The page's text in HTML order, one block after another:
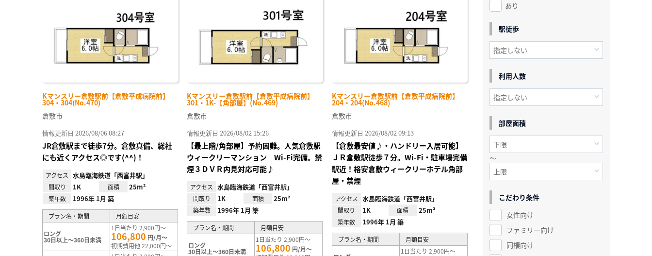
Kマンスリー倉敷駅前【倉敷平成病院前】
304・304(No.470)
倉敷市
情報更新日 2026/08/06 08:27
JR倉敷駅まで徒歩7分。倉敷真備、総社
にも近くアクセス◎です(^^)！
アクセス 水島臨海鉄道「西富井駅」
間取り 1K 面積 25m²
築年数 1996年 1月 築
プラン名・期間 月額目安
ロング
30日以上～360日未満
1日当たり 2,900円～
106,800 円/月～
初期費用他 22,000円～
Kマンスリー倉敷駅前【倉敷平成病院前】
301・1K-【角部屋】(No.469)
録
倉敷市
情報更新日 2026/08/02 15:26
【最上階/角部屋】予約困難。人気倉敷駅
ウィークリーマンション Wi-Fi完備。禁
煙３ＤＶＲ内見対応可能♪
アクセス 水島臨海鉄道「西富井駅」
間取り 1K 面積 25m²
築年数 1996年 1月 築
プラン名・期間 月額目安
ロング
30日以上～360日未満
1日当たり 2,900円～
106,800 円/月～
Kマンスリー倉敷駅前【倉敷平成病院前】
204・204(No.468)
録
倉敷市
情報更新日 2026/08/02 09:13
【倉敷最安値♪・ハンドリー入居可能】
ＪＲ倉敷駅徒歩７分。Wi-Fi・駐車場完備
駅近！格安倉敷ウィークリーホテル角部
屋・禁煙
アクセス 水島臨海鉄道「西富井駅」
間取り 1K 面積 25m²
築年数 1996年 1月 築
プラン名・期間 月額目安
1日当たり 2,900円～
あり
駅徒歩
利用人数
部屋面積
～
こだわり条件
女性向け
ファミリー向け
同棲向け